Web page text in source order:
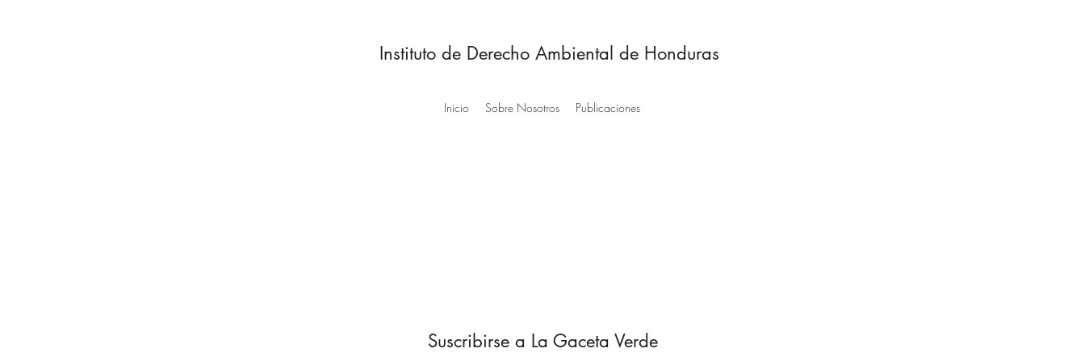
Instituto de Derecho Ambiental de Honduras
Inicio Sobre Nosotros Publicaciones
Suscribirse a La Gaceta Verde